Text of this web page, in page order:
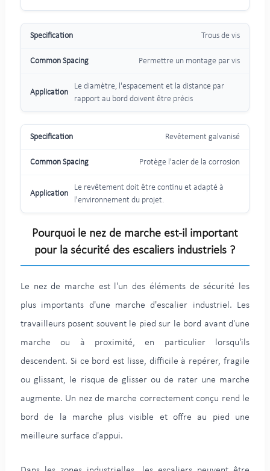
Trous de vis
Permettre un montage par vis
Le diamètre, l'espacement et la distance par
rapport au bord doivent être précis
Revêtement galvanisé
Protège l'acier de la corrosion
Le revêtement doit être continu et adapté à
l'environnement du projet.
Pourquoi le nez de marche est-il important
pour la sécurité des escaliers industriels ?
Le nez de marche est l'un des éléments de sécurité les
plus importants d'une marche d'escalier industriel. Les
travailleurs posent souvent le pied sur le bord avant d'une
marche ou à proximité, en particulier lorsqu'ils
descendent. Si ce bord est lisse, difficile à repérer, fragile
ou glissant, le risque de glisser ou de rater une marche
augmente. Un nez de marche correctement conçu rend le
bord de la marche plus visible et offre au pied une
meilleure surface d'appui.